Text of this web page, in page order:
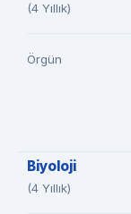
(4 Yıllık)
Örgün
Biyoloji
(4 Yıllık)